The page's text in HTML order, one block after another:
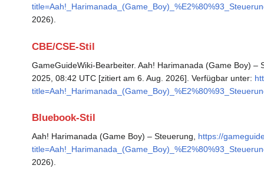
2026).
CBE/CSE-Stil
GameGuideWiki-Bearbeiter. Aah! Harimanada (Game Boy)
2025, 08:42 UTC [zitiert am 6. Aug. 2026]. Verfügbar unter:
Bluebook-Stil
Aah! Harimanada (Game Boy) – Steuerung, https://
2026).